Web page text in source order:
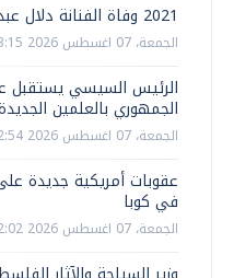
2021 وفاة الفنانة دلال عبد العزيز
الجمعة، 07 اغسطس 2026 03:15 ص
الرئيس السيسي يستقبل
الجمهوري بالعلمين
الجمعة، 07 اغسطس 2026 02:54 ص
في كوبا
الجمعة، 07 اغسطس 2026 02:02 ص